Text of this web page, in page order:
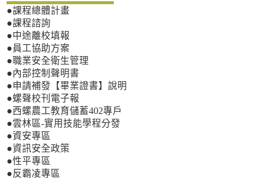
●課程總體計畫
●課程諮詢
●中途離校填報
●員工協助方案
●職業安全衛生管理
●內部控制聲明書
●申請補發【畢業證書】說明
●螺聲校刊電子報
●西螺農工教育儲蓄402專戶
●雲林區-實用技能學程分發
●資安專區
●資訊安全政策
●性平專區
●反霸凌專區